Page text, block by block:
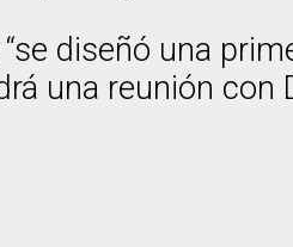
diseñó una
una reunión con